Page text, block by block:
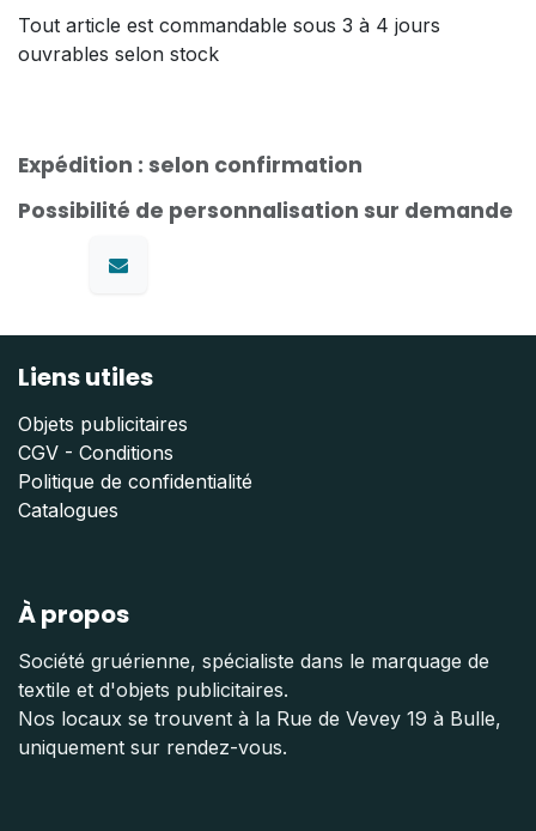
Tout article est commandable sous 3 à 4 jours
ouvrables selon stock
Expédition : selon confirmation
Possibilité de personnalisation sur demande
Liens utiles
Objets publicitaires
CGV - Conditions
Politique de confidentialité
Catalogues
À propos
Société gruérienne, spécialiste dans le marquage de
textile et d'objets publicitaires.
Nos locaux se trouvent à la Rue de Vevey 19 à Bulle,
uniquement sur rendez-vous.